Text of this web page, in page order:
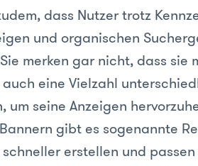
dass Nutzer trotz
und organischen
merken gar nicht, dass
eine Vielzahl
um seine Anzeigen
gibt es sogenannte
erstellen und